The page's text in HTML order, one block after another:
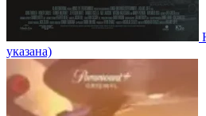
указана)